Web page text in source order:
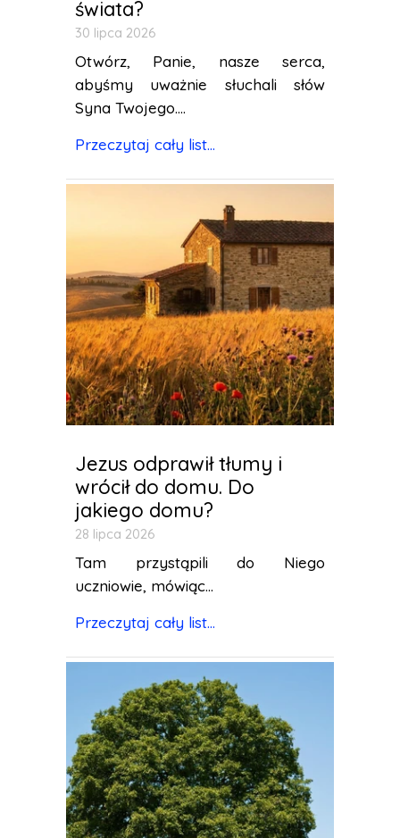
świata?
30 lipca 2026
Otwórz, Panie, nasze serca,
abyśmy uważnie słuchali słów
Syna Twojego....
Przeczytaj cały list...
Jezus odprawił tłumy i
wrócił do domu. Do
jakiego domu?
28 lipca 2026
Tam przystąpili do Niego
uczniowie, mówiąc...
Przeczytaj cały list...